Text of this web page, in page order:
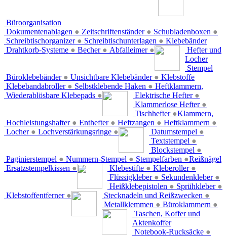
Büroorganisation
Dokumentenablagen ● Zeitschriftenständer ● Schubladenboxen ●
Schreibtischorganizer ● Schreibtischunterlagen ●
Drahtkorb-Systeme ● Becher ● Abfalleimer ●
Klebebänder
Büroklebebänder ● Unsichtbare Klebebänder ●
Klebebandabroller ● Selbstklebende Haken ●
Wiederablösbare Klebepads ●
Hefter und
Locher
Elektrische Hefter ●
Klammerlose Hefter ●
Tischhefter ●
Hochleistungshafter ● Enthefter ● Heftzangen ● Heftklammern ●
Locher ● Lochverstärkungsringe ●
Stempel
Datumstempel ●
Textstempel ●
Blockstempel ●
Paginierstempel ● Nummern-Stempel ● Stempelfarben ●
Ersatzstempelkissen ●
Klebstoffe
Klebestifte ● Kleberoller ●
Flüssigkleber ● Sekundenkleber ●
Heißklebepistolen ● Sprühkleber ●
Klebstoffentferner ●
Heftklammern,
Klammern,
Reißnägel
Stecknadeln und Reißzwecken ●
Metallklemmen ● Büroklammern ●
Taschen, Koffer und
Aktenkoffer
Notebook-Rucksäcke ●